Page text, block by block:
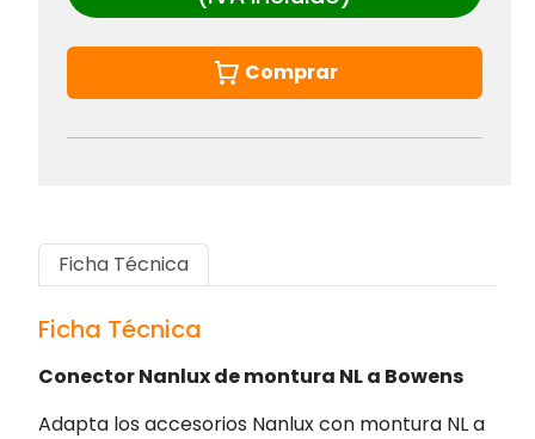
Comprar
Ficha Técnica
Ficha Técnica
Conector Nanlux de montura NL a Bowens
Adapta los accesorios Nanlux con montura NL a